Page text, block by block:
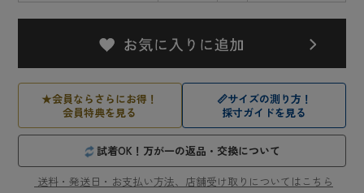
★会員ならさらにお得！
会員特典を見る
📏サイズの測り方！
採寸ガイドを見る
試着OK！万が一の返品・交換について
送料・発送日・お支払い方法、店舗受け取りについてはこちら